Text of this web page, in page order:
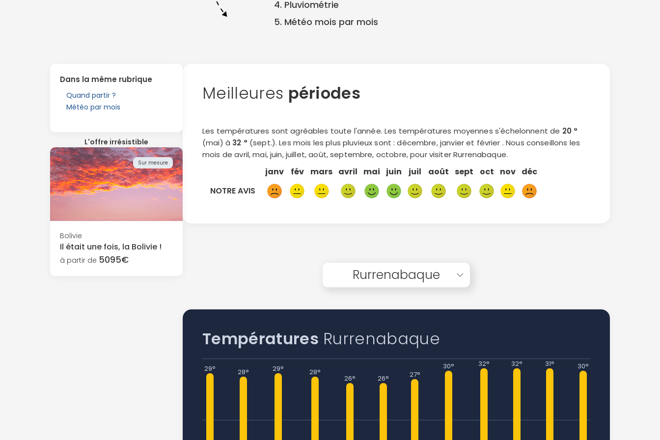
4. Pluviométrie
5. Météo mois par mois
Dans la même rubrique
Quand partir ?
Météo par mois
L'offre irrésistible
Bolivie
Il était une fois, la Bolivie !
à partir de 5095€
Sur mesure
Meilleures périodes
Les températures sont agréables toute l'année. Les températures moyennes s'échelonnent de 20 °
(mai) à 32 ° (sept.). Les mois les plus pluvieux sont : décembre, janvier et février . Nous conseillons les
mois de avril, mai, juin, juillet, août, septembre, octobre, pour visiter Rurrenabaque.
janv fév mars avril mai juin juil août sept oct nov déc
NOTRE AVIS
Rurrenabaque
Températures Rurrenabaque
29° 28° 29° 28°
26° 26° 27°
30° 32° 32° 31° 30°